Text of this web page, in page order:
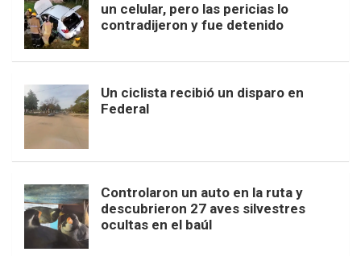
un celular, pero las pericias lo
contradijeron y fue detenido
Un ciclista recibió un disparo en
Federal
Controlaron un auto en la ruta y
descubrieron 27 aves silvestres
ocultas en el baúl